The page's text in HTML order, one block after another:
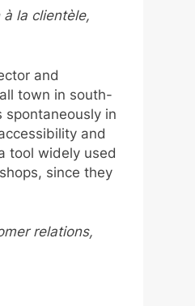
la clientèle,
and
town in south-
in
and
tool widely used
since they
relations,